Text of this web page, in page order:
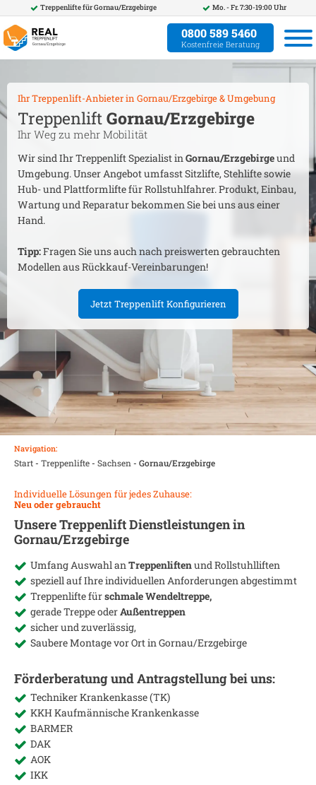
Treppenlifte fürGornau/Erzgebirge Mo. - Fr. 7:30-19:00 Uhr
0800 589 5460
Kostenfreie Beratung
Ihr Treppenlift-Anbieter in Gornau/Erzgebirge& Umgebung
Treppenlift Gornau/Erzgebirge
Ihr Weg zu mehr Mobilität
Wir sind Ihr Treppenlift Spezialist inGornau/Erzgebirgeund
Umgebung. Unser Angebot umfasst Sitzlifte, Stehlifte sowie
Hub- und Plattformlifte für Rollstuhlfahrer. Produkt, Einbau,
Wartung und Reparatur bekommen Sie bei uns aus einer
Hand.
Tipp:Fragen Sie uns auch nach preiswerten gebrauchten
Modellen aus Rückkauf-Vereinbarungen!
Jetzt Treppenlift Konfigurieren
Navigation:
Start- Treppenlifte- Sachsen - Gornau/Erzgebirge
Individuelle Lösungen für jedes Zuhause:
Neu oder gebraucht
Unsere Treppenlift Dienstleistungen in
Gornau/Erzgebirge
Umfang Auswahl anTreppenliftenund Rollstuhlliften
speziell auf Ihre individuellen Anforderungen abgestimmt
Treppenlifte fürschmale Wendeltreppe,
gerade Treppe oderAußentreppen
sicher und zuverlässig,
Saubere Montage vor Ort inGornau/Erzgebirge
Förderberatung und Antragstellung bei uns:
Techniker Krankenkasse (TK)
KKH Kaufmännische Krankenkasse
BARMER
DAK
AOK
IKK